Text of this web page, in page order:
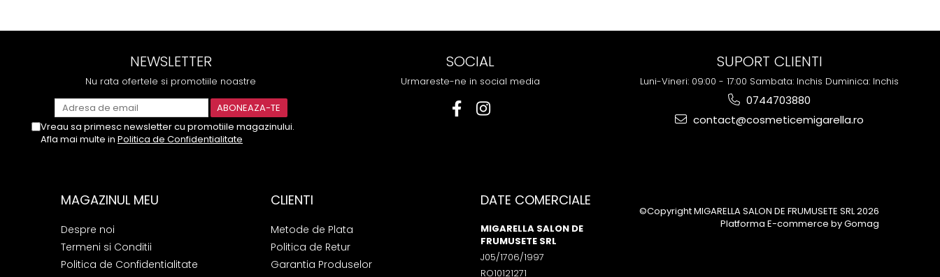
NEWSLETTER
Nu rata ofertele si promotiile noastre
Vreau sa primesc newsletter cu promotiile magazinului.
Afla mai multe in Politica de Confidentialitate
SOCIAL
Urmareste-ne in social media
SUPORT CLIENTI
Luni-Vineri: 09:00 - 17:00 Sambata: Inchis Duminica: Inchis
0744703880
contact@cosmeticemigarella.ro
MAGAZINUL MEU
Despre noi
Termeni si Conditii
Politica de Confidentialitate
CLIENTI
Metode de Plata
Politica de Retur
Garantia Produselor
DATE COMERCIALE
MIGARELLA SALON DE
FRUMUSETE SRL
J05/1706/1997
RO10121271
©Copyright MIGARELLA SALON DE FRUMUSETE SRL 2026
Platforma E-commerce by Gomag